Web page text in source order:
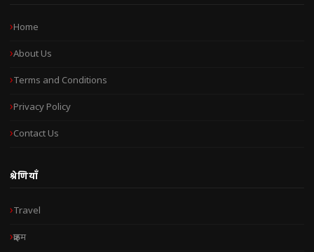
Home
About Us
Terms and Conditions
Privacy Policy
Contact Us
श्रेणियाँ
Travel
क्राइम